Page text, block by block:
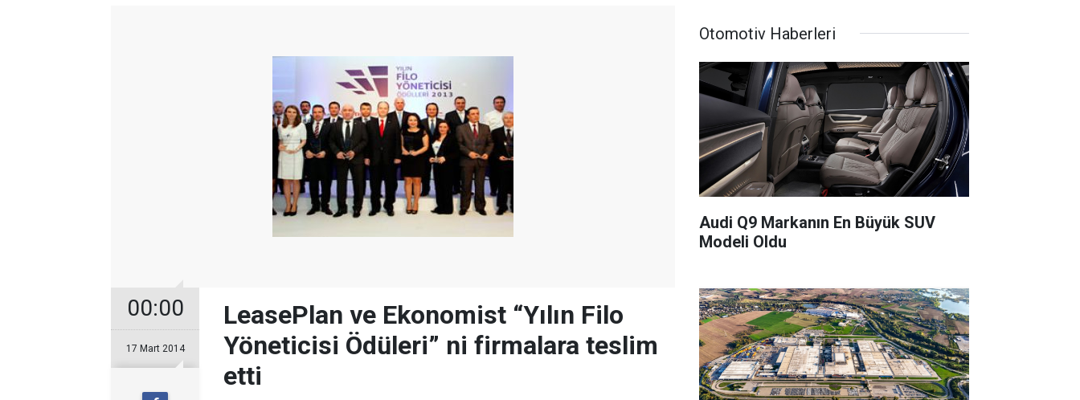
00:00
17 Mart 2014
LeasePlan ve Ekonomist “Yılın Filo
Yöneticisi Ödüleri” ni firmalara teslim
etti
Otomotiv Haberleri
Audi Q9 Markanın En Büyük SUV
Modeli Oldu